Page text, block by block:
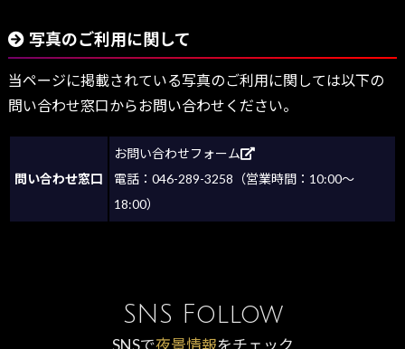
写真のご利用に関して
当ページに掲載されている写真のご利用に関しては以下の
問い合わせ窓口からお問い合わせください。
問い合わせ窓口
お問い合わせフォーム
電話：046-289-3258（営業時間：10:00～
18:00）
SNS Follow